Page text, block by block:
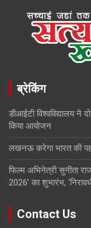
ब्रेकिंग
डीआईटी विश्वविद्यालय ने
किया आयोजन
लखनऊ करेगा भारत की
फिल्म अभिनेत्री सुनीता
2026’ का शुभारंभ,
Contact Us